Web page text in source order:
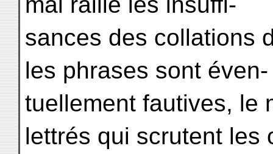
sances des collations
les phrases sont éven-
tuellement fautives, le
lettrés qui scrutent les